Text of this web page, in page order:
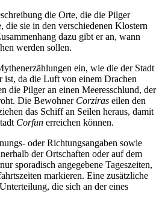
die Orte, die die Pilger
die sie in den verschiedenen Klostern
dazu gibt er an, wann
werden sollen.
ein, wie die der Stadt
ist, da die Luft von einem Drachen
die Pilger an einen Meeresschlund, der
Die Bewohner Corziras eilen den
das Schiff an Seilen heraus, damit
Corfun erreichen können.
oder Richtungsangaben sowie
der Ortschaften oder auf dem
sporadisch angegebene Tageszeiten,
markieren. Eine zusätzliche
die sich an der eines